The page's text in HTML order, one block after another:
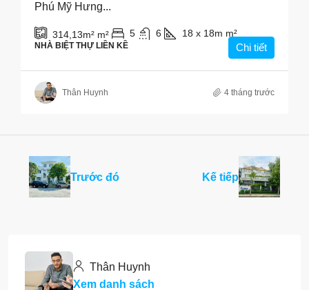
Phú Mỹ Hưng...
314,13m² m² 5 6 18 x 18m m²
NHÀ BIỆT THỰ LIỀN KỀ Chi tiết
Thân Huynh 4 tháng trước
Trước đó Kế tiếp
Thân Huynh
Xem danh sách